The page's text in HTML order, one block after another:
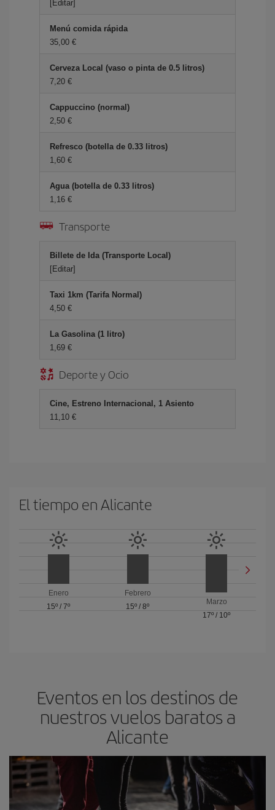
[Editar]
Menú comida rápida
35,00 €
Cerveza Local (vaso o pinta de 0.5 litros)
7,20 €
Cappuccino (normal)
2,50 €
Refresco (botella de 0.33 litros)
1,60 €
Agua (botella de 0.33 litros)
1,16 €
Transporte
Billete de Ida (Transporte Local)
[Editar]
Taxi 1km (Tarifa Normal)
4,50 €
La Gasolina (1 litro)
1,69 €
Deporte y Ocio
Cine, Estreno Internacional, 1 Asiento
11,10 €
El tiempo en Alicante
Enero
15º /7º
Febrero
15º / 8º
Marzo
17º / 10º
Eventos en los destinos de
nuestros vuelos baratos a
Alicante